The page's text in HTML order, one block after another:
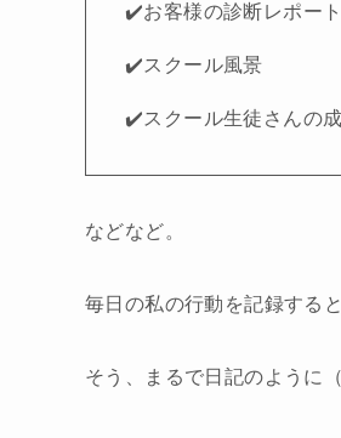
✔️お客様の診断レポート
✔️スクール風景
✔️スクール生徒さんの
などなど。
毎日の私の行動を記録する
そう、まるで日記のように